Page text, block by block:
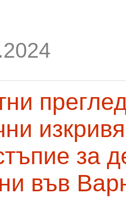
за
във